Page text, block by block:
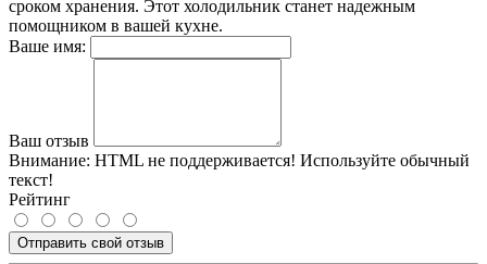
сроком хранения. Этот холодильник станет надежным
помощником в вашей кухне.
Ваше имя:
Ваш отзыв
Внимание: HTML не поддерживается! Используйте обычный
текст!
Рейтинг
Отправить свой отзыв